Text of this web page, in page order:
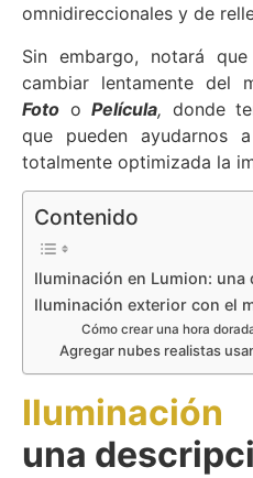
omnidireccionales y de
Sin embargo, notará
cambiar lentamente del
Foto oPelícula, donde
que pueden ayudarnos
totalmente optimizada la
Contenido
Iluminación en Lumion: una
Iluminación exterior con el
Cómo crear una hora
Agregar nubes realistas
una